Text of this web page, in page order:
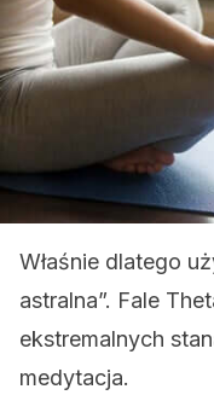
Właśnie dlatego
astralna”. Fale
ekstremalnych
medytacja.